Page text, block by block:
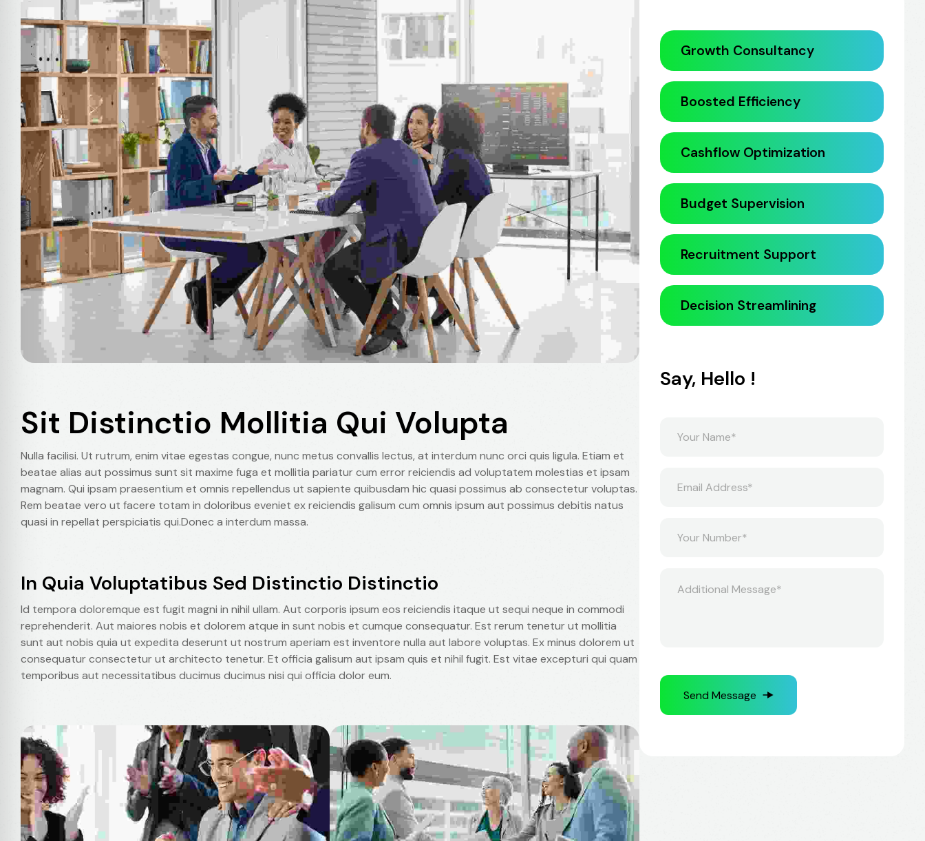
Sit Distinctio Mollitia Qui Volupta
Nulla facilisi. Ut rutrum, enim vitae egestas congue, nunc metus convallis lectus, at interdum nunc orci quis ligula. Etiam et
beatae alias aut possimus sunt sit maxime fuga et mollitia pariatur cum error reiciendis ad voluptatem molestias et ipsam
magnam. Qui ipsam praesentium et omnis repellendus ut sapiente quibusdam hic quasi possimus ab consectetur voluptas.
Rem beatae vero ut facere totam in doloribus eveniet ex reiciendis galisum cum omnis ipsum aut possimus debitis natus
quasi in repellat perspiciatis qui.Donec a interdum massa.
In Quia Voluptatibus Sed Distinctio Distinctio
Id tempora doloremque est fugit magni in nihil ullam. Aut corporis ipsum eos reiciendis itaque ut sequi neque in commodi
reprehenderit. Aut maiores nobis et dolorem atque in sunt nobis et cumque consequatur. Est rerum tenetur ut mollitia
sunt aut nobis quia ut expedita deserunt ut nostrum aperiam est inventore nulla aut labore voluptas. Ex minus dolorem ut
consequatur consectetur ut architecto tenetur. Et officia galisum aut ipsam quis et nihil fugit. Est vitae excepturi qui quam
temporibus aut necessitatibus ducimus ducimus nisi qui officia dolor eum.
Growth Consultancy
Boosted Efficiency
Cashflow Optimization
Budget Supervision
Recruitment Support
Decision Streamlining
Say, Hello !